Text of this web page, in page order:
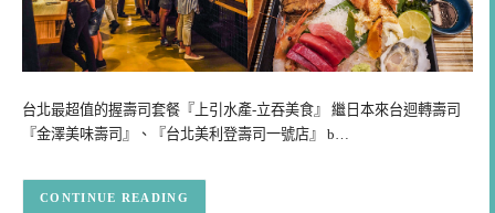
台北最超值的握壽司套餐『上引水產-立吞美食』 繼日本來台迴轉壽司
『金澤美味壽司』、『台北美利登壽司一號店』 b…
CONTINUE READING